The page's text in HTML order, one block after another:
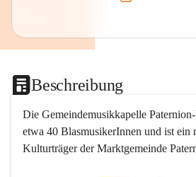
Beschreibung
Die Gemeindemusikkapelle Paternion-
etwa 40 BlasmusikerInnen und ist ein
Kulturträger der Marktgemeinde